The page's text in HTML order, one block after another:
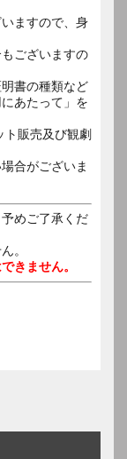
ますので、身
ございますの
書の種類など
あたって」を
販売及び観劇
合がございま
めご了承くだ
。
きません。